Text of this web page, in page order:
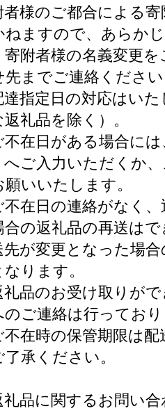
者様のご都合による
ねますので、あらか
寄附者様の名義変更
先までご連絡ください
達指定日の対応はい
礼品を除く）。
不在日がある場合に
へご入力いただくか
願いいたします。
不在日の連絡がなく
合の返礼品の再送は
先が変更となった場
ります。
礼品のお受け取りが
のご連絡は行っており
不在時の保管期限は
了承ください。
礼品に関するお問い合